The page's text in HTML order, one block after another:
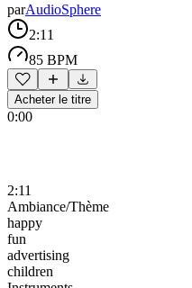
parAudioSphere
2:11
85 BPM
Acheter le titre
0:00
2:11
Ambiance/Thème
happy
fun
advertising
children